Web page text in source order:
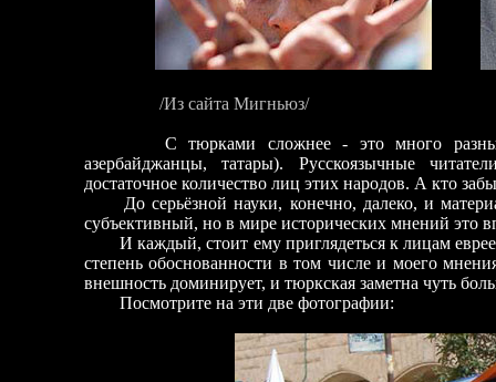
/Из сайта Мигньюз/
С тюрками сложнее - это много разных
азербайджанцы, татары). Русскоязычные
достаточное количество лиц этих народов. А кто
До серьёзной науки, конечно, далеко, и
субъективный, но в мире исторических мнений это
И каждый, стоит ему приглядеться к лицам
степень обоснованности в том числе и моего
внешность доминирует, и тюркская заметна чуть
Посмотрите на эти две фотографии: